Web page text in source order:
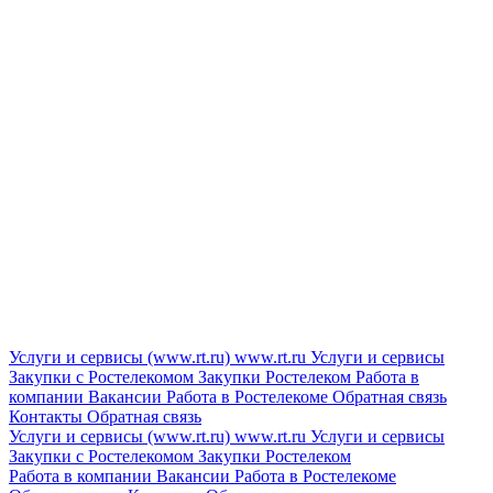
Услуги и сервисы (www.rt.ru) www.rt.ru Услуги и сервисы
Закупки с Ростелекомом Закупки Ростелеком Работа в
компании Вакансии Работа в Ростелекоме Обратная связь
Контакты Обратная связь
Услуги и сервисы (www.rt.ru) www.rt.ru Услуги и сервисы
Закупки с Ростелекомом Закупки Ростелеком
Работа в компании Вакансии Работа в Ростелекоме